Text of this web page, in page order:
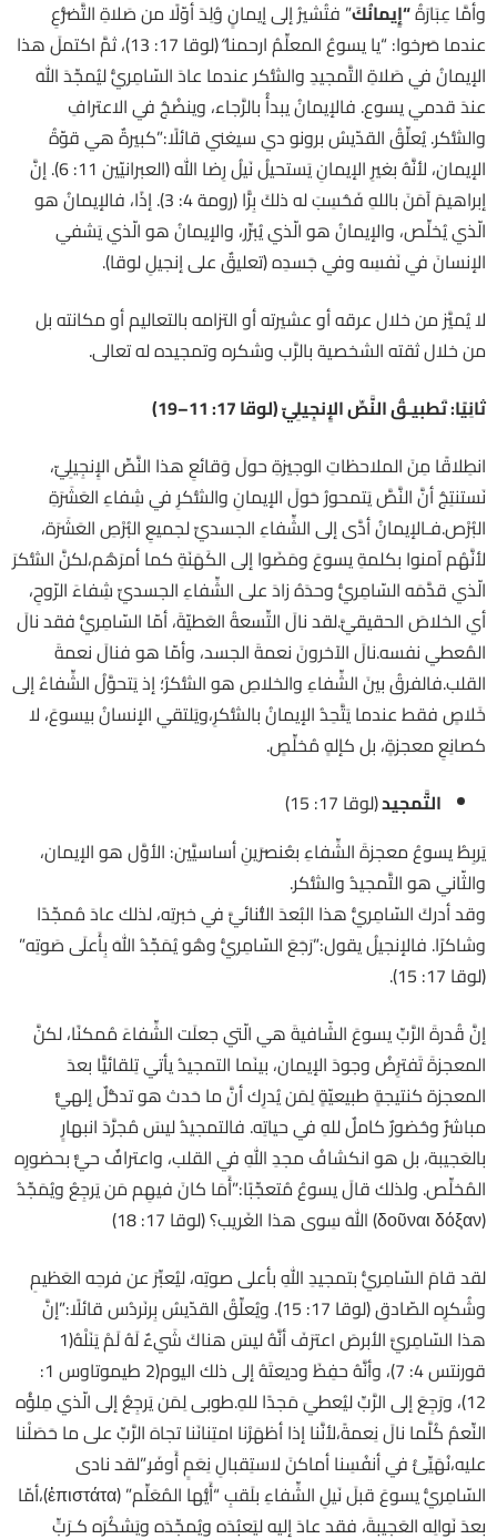
وأمَّا عِبَارَةُ“إِيمانُكَ” فتُشيرُ إلى إيمانٍ وُلِدَ أوّلًا من صَلاةِ التَّضرُّعِ
عندما صَرخوا: “يا يسوعُ المعلِّمُ ارحمنا“
(لوقا 17: 13)، ثمَّ اكتملَ هذا
الإيمانُ في صَلاةِ التَّمجيدِ والشُّكر عندما عادَ السّامِريُّ ليُمجِّدَ اللهَ
عندَ قدمي يسوع. فالإيمانُ يبدأُ بالرَّجاء، وينضُجُ في الاعترافِ
والشُّكر. يُعلِّقُ القدّيسُ برونو دي سيغني قائلًا:”كبيرةٌ هي قوّةُ
الإيمان، لأنَّهُ بغيرِ الإيمانِ يَستحيلُ نَيلُ رِضا الله (العبرانيّين 11: 6). إنَّ
إبراهيمَ آمَنَ باللهِ فَحُسِبَ له ذلكَ بِرًّا (رومة 4: 3). إذًا، فالإيمانُ هو
الّذي يُخلِّص، والإيمانُ هو الّذي يُبرِّر، والإيمانُ هو الّذي يَشفي
الإنسانَ في نَفسِه وفي جَسدِه (تعليقٌ على إنجيلِ لوقا).
لا يُميَّز من خلال عرقه أو عشيرته أو التزامه بالتعاليم أو مكانته بل
من خلال ثقته الشخصية بالرَّب وشكره وتمجيده له تعالى.
ثانِيًا: تَطبيـقُ النَّصِّ الإِنجِيلِيّ (لوقا 17: 11–19)
انطِلاقًا مِنَ الملاحظاتِ الوجيزةِ حولَ وَقائعِ هذا النَّصِّ الإِنجِيلِيّ،
نَستنتِجُ أنَّ النَّصَّ يَتمحورُ حَولَ الإيمانِ والشُّكرِ في شِفاءِ العَشَرَةِ
البُرْص.فـالإيمانُ أدَّى إلى الشِّفاءِ الجسديِّ لجميعِ البُرْصِ العَشَرَة،
لأنَّهُم آمنوا بكلمةِ يسوعَ ومَضَوا إلى الكَهَنَةِ كما أمرَهُم،لكنَّ الشُّكرَ
الّذي قدَّمَه السّامِريُّ وحدَهُ زادَ على الشِّفاءِ الجسديِّ شِفاءَ الرّوحِ،
أي الخلاصَ الحقيقيَّ.لقد نالَ التِّسعةُ العَطيّةَ، أمّا السّامِريُّ فقد نالَ
المُعطي نفسه.نالَ الآخرونَ نعمةَ الجسد، وأمّا هو فنالَ نعمةَ
القلب.فالفرقُ بينَ الشِّفاءِ والخلاصِ هو الشُّكرُ؛ إذ يَتحوَّلُ الشِّفاءُ إلى
خَلاصٍ فقط عندما يَتَّحِدُ الإيمانُ بالشُّكرِ،ويَلتقي الإنسانُ بيسوعَ، لا
كصانِعِ معجزةٍ، بل كإلهٍ مُخلِّصٍ.
التَّمجيد(لوقا 17: 15)
يَربِطُ يسوعُ معجزةَ الشِّفاءِ بعُنصرَينِ أساسيَّين: الأوَّل هو الإيمان،
والثّاني هو التَّمجيدُ والشُّكر.
وقد أدركَ السّامِريُّ هذا البُعدَ الثُّنائيَّ في خبرتِه، لذلك عادَ مُمجِّدًا
وشاكرًا. فالإنجيلُ يقول:”رَجَعَ السّامِريُّ وهُو يُمَجِّدُ اللهَ بِأَعلَى صَوتِه”
(لوقا 17: 15).
إنَّ قُدرةَ الرَّبِّ يسوعَ الشّافيةَ هي الّتي جعلَت الشِّفاءَ مُمكنًا، لكنَّ
المعجزةَ تَفترِضُ وجودَ الإيمان، بينَما التمجيدُ يأتي تِلقائيًّا بعدَ
المعجزة كنتيجةٍ طبيعيّةٍ لِمَن يُدرِك أنَّ ما حَدث هو تدخُّلٌ إلهيٌّ
مباشرٌ وحُضورٌ كاملٌ للهِ في حياتِه. فالتمجيدُ ليسَ مُجرَّدَ انبهارٍ
بالعَجيبة، بل هو انكشافُ مجدِ اللهِ في القلب، واعترافٌ حيٌّ بحضورِه
المُخلِّص. ولذلك قالَ يسوعُ مُتعجِّبًا:”أَمَا كانَ فيهِم مَن يَرجِعُ ويُمَجِّدُ
(δοῦναι δόξαν) اللهَ سِوى هذا الغَريب؟ (لوقا 17: 18)
لقد قامَ السّامِريُّ بتمجيدِ اللهِ بأعلى صوتِه، ليُعبِّرَ عن فرحِه العَظيمِ
وشُكرِه الصّادق (لوقا 17: 15). ويُعلِّقُ القدّيسُ بِرنَردُس قائلًا:”إنَّ
هذا السّامِريَّ الأبرصَ اعترَفَ أنَّهُ ليسَ هناكَ شَيءٌ لَهُ لَمْ يَنَلْهُ(1
قورنتس 4: 7)، وأنَّهُ حفِظَ وديعتَهُ إلى ذلك اليوم(2 طيموتاوس 1:
12)، ورَجِعَ إلى الرَّبِّ ليُعطيَ مَجدًا للهِ.طوبى لِمَن يَرجِعُ إلى الّذي مِلؤُه
النِّعمُ كُلَّما نالَ نِعمةً،لأنَّنا إذا أظهَرْنا امتِنانَنا تجاهَ الرَّبِّ على ما حَصَلْنا
عليه،نُهَيِّئُ في أنفُسِنا أماكنَ لاستِقبالِ نِعَمٍ أَوفَر.”لقد نادى
السّامِريُّ يسوعَ قبلَ نَيلِ الشِّفاءِ بلَقبِ “أَيُّها المُعَلِّم” (ἐπιστάτα)،أمّا
بعدَ نَوالِه العَجيبةَ، فقد عادَ إليه ليَعبُدَه ويُمجِّدَه ويَشكُرَه كـرَبٍّ